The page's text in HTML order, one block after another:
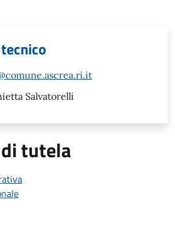
Salvatorelli
tutela